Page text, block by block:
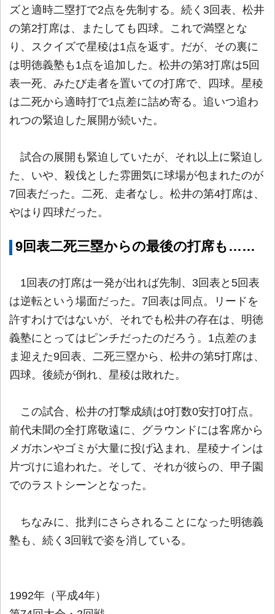
ズと適時二塁打で2点を先制する。続く3回表、松井
の第2打席は、またしても四球。これで満塁とな
り、スクイズで星稜は1点を返す。だが、その裏に
は明徳義塾も1点を追加した。松井の第3打席は5回
表一死、みたび走者を置いての打席で、四球。星稜
は二死から適時打で1点差に詰め寄る。追いつ追わ
れつの緊迫した展開が続いた。
試合の展開も緊迫していたが、それ以上に緊迫し
た、いや、殺伐とした雰囲気に球場が包まれたのが
7回表だった。二死、走者なし。松井の第4打席は、
やはり四球だった。
9回表二死三塁からの最後の打席も……
1回表の打席は一発が出れば先制、3回表と5回表
は逆転という場面だった。7回表は同点。リードを
許すわけではないが、それでも松井の存在は、明徳
義塾にとってはピンチだったのだろう。1点差のま
ま迎えた9回表、二死三塁から、松井の第5打席は、
四球。後続が倒れ、星稜は敗れた。
この試合、松井の打撃成績は0打数0安打0打点。
前代未聞の全打席敬遠に、グラウンドには客席から
メガホンやゴミが大量に投げ込まれ、星稜ナインは
片づけに追われた。そして、それが彼らの、甲子園
でのラストシーンとなった。
ちなみに、批判にさらされることになった明徳義
塾も、続く3回戦で姿を消している。
1992年（平成4年）